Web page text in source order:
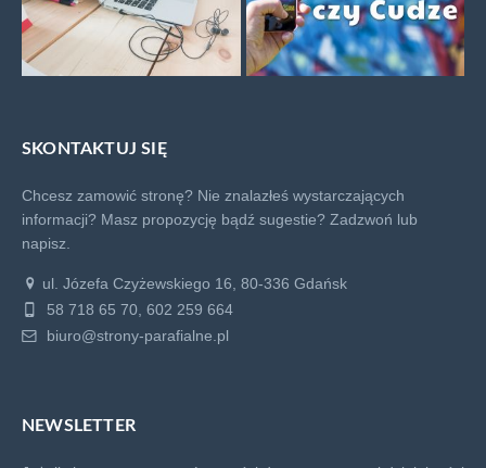
SKONTAKTUJ SIĘ
Chcesz zamowić stronę? Nie znalazłeś wystarczających
informacji? Masz propozycję bądź sugestie? Zadzwoń lub
napisz.
ul. Józefa Czyżewskiego 16, 80-336 Gdańsk
58 718 65 70, 602 259 664
biuro@strony-parafialne.pl
NEWSLETTER